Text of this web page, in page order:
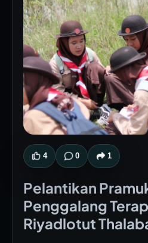
4 0 1
Pelantikan
Penggalang
Riyadlotut